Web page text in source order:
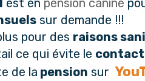
est en pension canine
sur demande !!!
pour des raisons
ce qui évite le
de la pension sur